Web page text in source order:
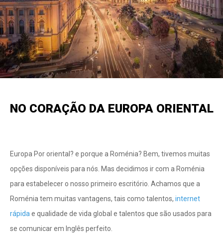
NO CORAÇÃO DA EUROPA ORIENTAL
Europa Por oriental? e porque a Roménia? Bem, tivemos muitas
opções disponíveis para nós. Mas decidimos ir com a Roménia
para estabelecer o nosso primeiro escritório. Achamos que a
Roménia tem muitas vantagens, tais como talentos, internet
rápida e qualidade de vida global e talentos que são usados para
se comunicar em Inglês perfeito.